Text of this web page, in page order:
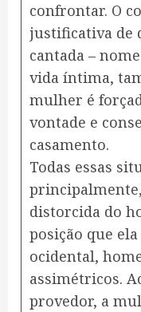
confrontar. O
justificativa de
cantada –
vida íntima,
mulher é
vontade e
casamento.
Todas essas
distorcida do
posição que
ocidental,
assimétricos.
provedor, a